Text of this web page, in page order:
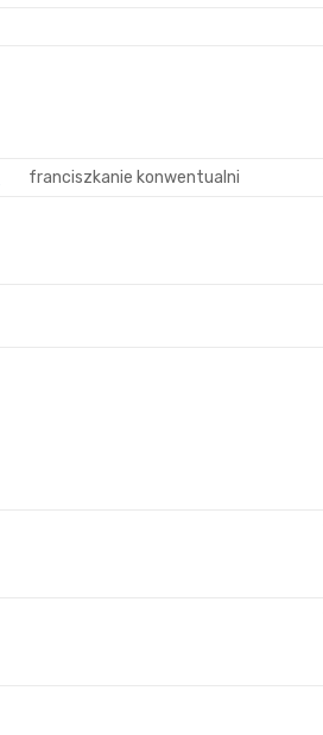
franciszkanie konwentualni